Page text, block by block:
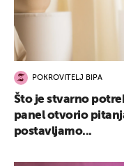
POKROVITELJ BIPA
Što je stvarno
panel otvorio
postavljamo...